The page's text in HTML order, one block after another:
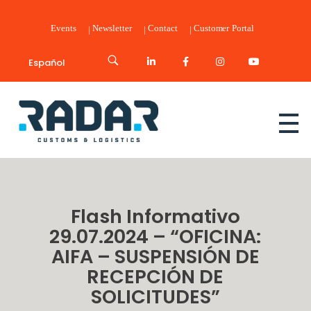
Events Newsletter Contact Customer Portal
Español
Radar Customs & Logistics
Flash Informativo
29.07.2024 – “OFICINA:
AIFA – SUSPENSIÓN DE
RECEPCIÓN DE
SOLICITUDES”